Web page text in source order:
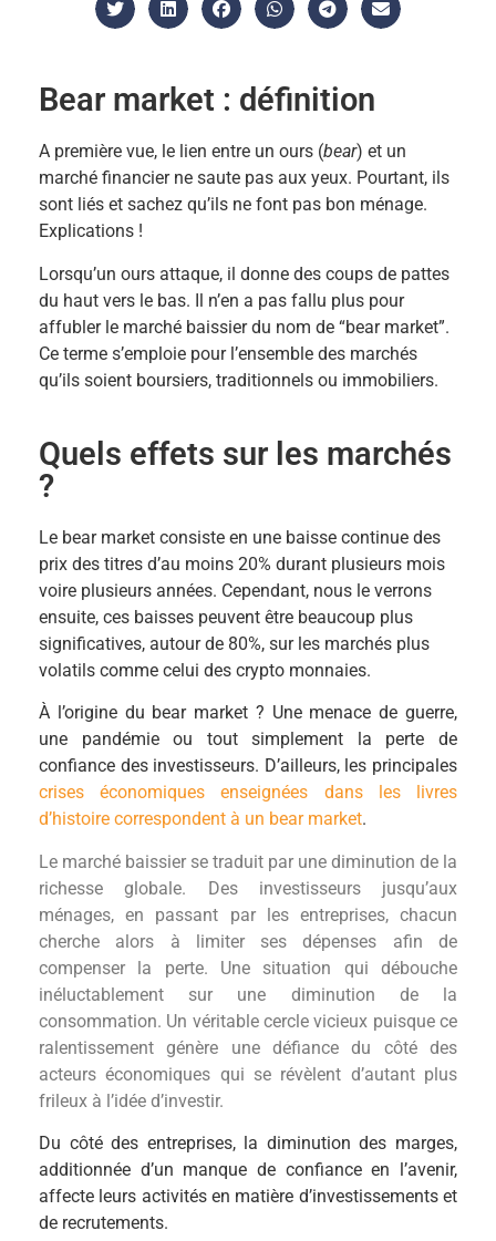
Bear market : définition
A première vue, le lien entre un ours (bear) et un
marché financier ne saute pas aux yeux. Pourtant, ils
sont liés et sachez qu’ils ne font pas bon ménage.
Explications !
Lorsqu’un ours attaque, il donne des coups de pattes
du haut vers le bas. Il n’en a pas fallu plus pour
affubler le marché baissier du nom de “bear market”.
Ce terme s’emploie pour l’ensemble des marchés
qu’ils soient boursiers, traditionnels ou immobiliers.
Quels effets sur les marchés
?
Le bear market consiste en une baisse continue des
prix des titres d’au moins 20% durant plusieurs mois
voire plusieurs années. Cependant, nous le verrons
ensuite, ces baisses peuvent être beaucoup plus
significatives, autour de 80%, sur les marchés plus
volatils comme celui des crypto monnaies.
À l’origine du bear market ? Une menace de guerre,
une pandémie ou tout simplement la perte de
confiance des investisseurs. D’ailleurs, les principales
crises économiques enseignées dans les livres
d’histoire correspondent à un bear market.
Le marché baissier se traduit par une diminution de la
richesse globale. Des investisseurs jusqu’aux
ménages, en passant par les entreprises, chacun
cherche alors à limiter ses dépenses afin de
compenser la perte. Une situation qui débouche
inéluctablement sur une diminution de la
consommation. Un véritable cercle vicieux puisque ce
ralentissement génère une défiance du côté des
acteurs économiques qui se révèlent d’autant plus
frileux à l’idée d’investir.
Du côté des entreprises, la diminution des marges,
additionnée d’un manque de confiance en l’avenir,
affecte leurs activités en matière d’investissements et
de recrutements.